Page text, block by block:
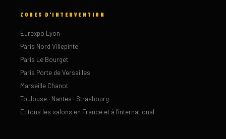
ZONES D'INTERVENTION
Eurexpo Lyon
Paris Nord Villepinte
Paris Le Bourget
Paris Porte de Versailles
Marseille Chanot
Toulouse · Nantes · Strasbourg
Et tous les salons en France et à l'international